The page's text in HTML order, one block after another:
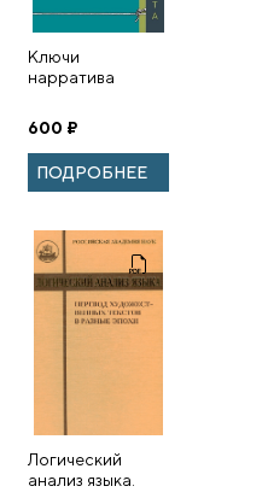
Ключи
нарратива
600 ₽
ПОДРОБНЕЕ
Логический
анализ языка.